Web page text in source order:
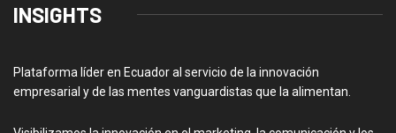
INSIGHTS
Plataforma líder en Ecuador al servicio de la innovación
empresarial y de las mentes vanguardistas que la alimentan.